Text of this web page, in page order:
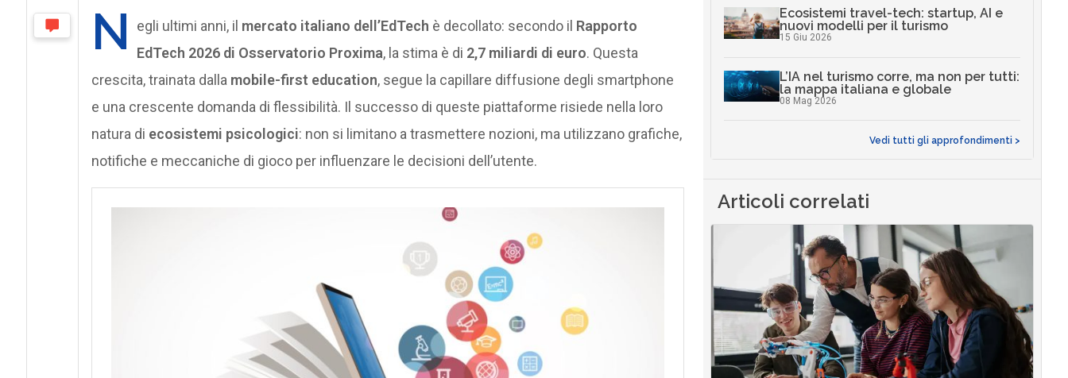
N egli ultimi anni, il mercato italiano dell’EdTech è decollato: secondo il Rapporto
EdTech 2026 di Osservatorio Proxima, la stima è di 2,7 miliardi di euro. Questa
crescita, trainata dalla mobile-first education, segue la capillare diffusione degli smartphone
e una crescente domanda di flessibilità. Il successo di queste piattaforme risiede nella loro
natura di ecosistemi psicologici: non si limitano a trasmettere nozioni, ma utilizzano grafiche,
notifiche e meccaniche di gioco per influenzare le decisioni dell’utente.
Ecosistemi travel-tech: startup, AI e
nuovi modelli per il turismo
15 Giu 2026
L’IA nel turismo corre, ma non per tutti:
la mappa italiana e globale
08 Mag 2026
Vedi tutti gli approfondimenti >
Articoli correlati